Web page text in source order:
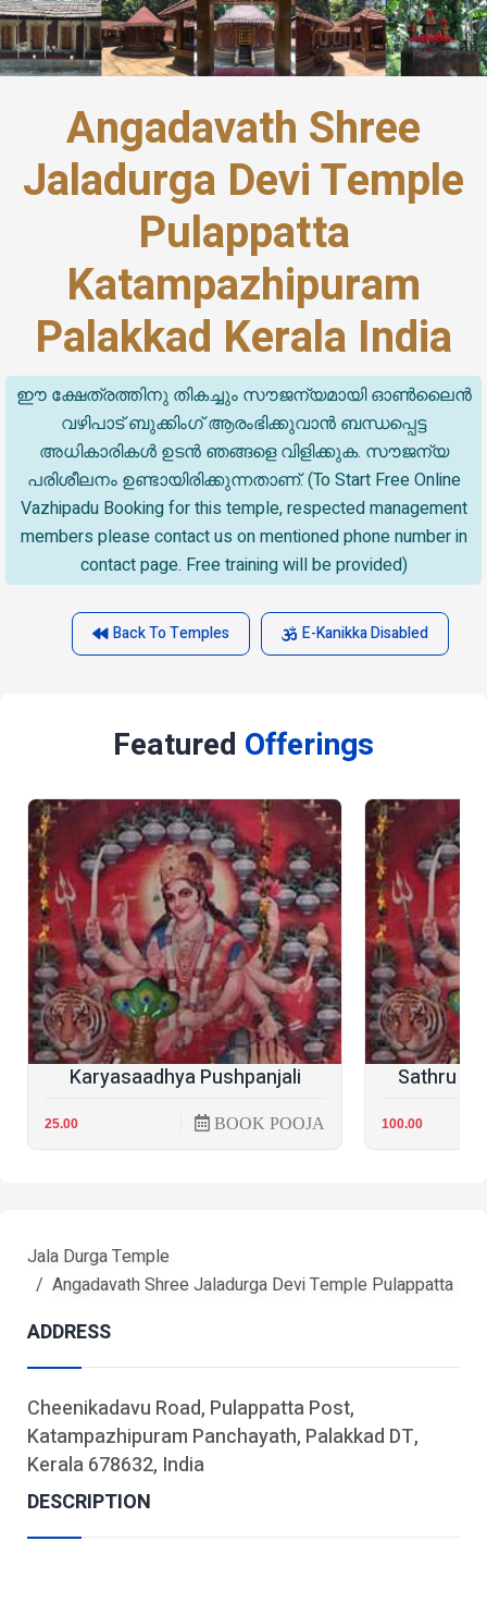
Angadavath Shree
Jaladurga Devi Temple
Pulappatta
Katampazhipuram
Palakkad Kerala India
ഈ ക്ഷേത്രത്തിനു തികച്ചും സൗജന്യമായി ഓൺലൈൻ
വഴിപാട് ബുക്കിംഗ് ആരംഭിക്കുവാൻ ബന്ധപ്പെട്ട
അധികാരികൾ ഉടൻ ഞങ്ങളെ വിളിക്കുക. സൗജന്യ
പരിശീലനം ഉണ്ടായിരിക്കുന്നതാണ്. (To Start Free Online
Vazhipadu Booking for this temple, respected management
members please contact us on mentioned phone number in
contact page. Free training will be provided)
Back To Temples E-Kanikka Disabled
Featured Offerings
Karyasaadhya Pushpanjali
25.00 BOOK POOJA
Sathru
100.00
Jala Durga Temple
Angadavath Shree Jaladurga Devi Temple Pulappatta
ADDRESS
Cheenikadavu Road, Pulappatta Post,
Katampazhipuram Panchayath, Palakkad DT,
Kerala 678632, India
DESCRIPTION